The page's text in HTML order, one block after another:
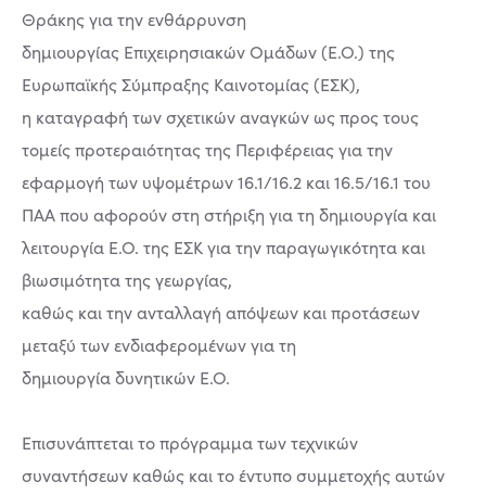
Θράκης για την ενθάρρυνση
δημιουργίας Επιχειρησιακών Ομάδων (Ε.Ο.) της
Ευρωπαϊκής Σύμπραξης Καινοτομίας (ΕΣΚ),
η καταγραφή των σχετικών αναγκών ως προς τους
τομείς προτεραιότητας της Περιφέρειας για την
εφαρμογή των υψομέτρων 16.1/16.2 και 16.5/16.1 του
ΠΑΑ που αφορούν στη στήριξη για τη δημιουργία και
λειτουργία Ε.Ο. της ΕΣΚ για την παραγωγικότητα και
βιωσιμότητα της γεωργίας,
καθώς και την ανταλλαγή απόψεων και προτάσεων
μεταξύ των ενδιαφερομένων για τη
δημιουργία δυνητικών Ε.Ο.
Επισυνάπτεται το πρόγραμμα των τεχνικών
συναντήσεων καθώς και το έντυπο συμμετοχής αυτών